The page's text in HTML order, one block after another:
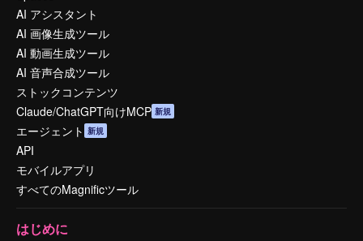
AI アシスタント
AI 画像生成ツール
AI 動画生成ツール
AI 音声合成ツール
ストックコンテンツ
Claude/ChatGPT向けMCP 新規
エージェント 新規
API
モバイルアプリ
すべてのMagnificツール
はじめに